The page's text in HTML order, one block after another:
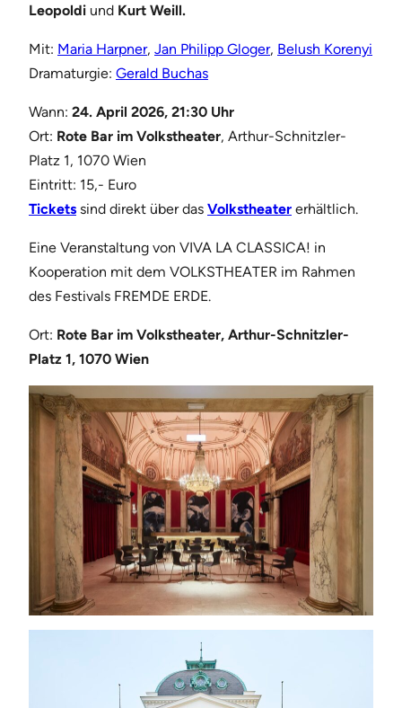
Leopoldi und Kurt Weill.
Mit: Maria Harpner, Jan Philipp Gloger, Belush Korenyi
Dramaturgie: Gerald Buchas
Wann: 24. April 2026, 21:30 Uhr
Ort: Rote Bar im Volkstheater, Arthur-Schnitzler-
Platz 1, 1070 Wien
Eintritt: 15,- Euro
Tickets sind direkt über das Volkstheater erhältlich.
Eine Veranstaltung von VIVA LA CLASSICA! in
Kooperation mit dem VOLKSTHEATER im Rahmen
des Festivals FREMDE ERDE.
Ort: Rote Bar im Volkstheater, Arthur-Schnitzler-
Platz 1, 1070 Wien